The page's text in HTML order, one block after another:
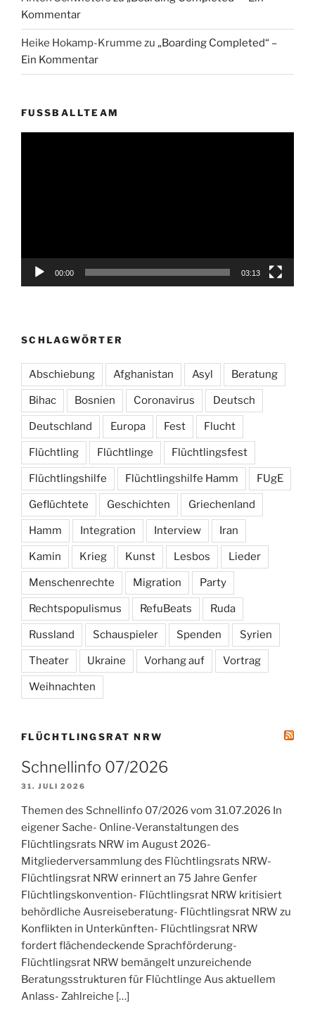
Kommentar
Heike Hokamp-Krumme zu „Boarding Completed“ –
Ein Kommentar
FUSSBALLTEAM
00:00 03:13
SCHLAGWÖRTER
Abschiebung Afghanistan Asyl Beratung
Bihac Bosnien Coronavirus Deutsch
Deutschland Europa Fest Flucht
Flüchtling Flüchtlinge Flüchtlingsfest
Flüchtlingshilfe Flüchtlingshilfe Hamm FUgE
Geflüchtete Geschichten Griechenland
Hamm Integration Interview Iran
Kamin Krieg Kunst Lesbos Lieder
Menschenrechte Migration Party
Rechtspopulismus RefuBeats Ruda
Russland Schauspieler Spenden Syrien
Theater Ukraine Vorhang auf Vortrag
Weihnachten
FLÜCHTLINGSRAT NRW
Schnellinfo 07/2026
31. JULI 2026
Themen des Schnellinfo 07/2026 vom 31.07.2026 In
eigener Sache- Online-Veranstaltungen des
Flüchtlingsrats NRW im August 2026-
Mitgliederversammlung des Flüchtlingsrats NRW-
Flüchtlingsrat NRW erinnert an 75 Jahre Genfer
Flüchtlingskonvention- Flüchtlingsrat NRW kritisiert
behördliche Ausreiseberatung- Flüchtlingsrat NRW zu
Konflikten in Unterkünften- Flüchtlingsrat NRW
fordert flächendeckende Sprachförderung-
Flüchtlingsrat NRW bemängelt unzureichende
Beratungsstrukturen für Flüchtlinge Aus aktuellem
Anlass- Zahlreiche […]